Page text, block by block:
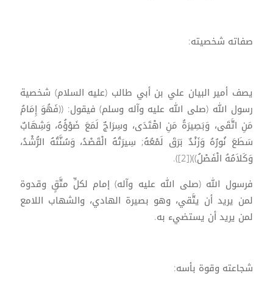
صفاته شخصيته:
يصف أمير البيان علي بن أبي طالب (عليه السلام) شخصية
رسول الله (صلى الله عليه وآله وسلم) فيقول: ((فَهُوَ إِمَامُ
مَنِ اتَّقَى، وَبَصِيرَةُ مَنِ اهْتَدَى، وسِرَاجٌ لَمَعَ ضَوْؤُهُ، وَشِهَابٌ
سَطَعَ نُورُهُ وَزَنْدٌ بَرَقَ لَمْعُهُ; سِيرَتُهُ الْقَصْدُ، وَسُنَّتُهُ الرُّشْدُ،
وَكَلاَمُهُ الْفَصْلُ))([2]).
فرسول الله (صلى الله عليه وآله) إمام لكلِّ متَّقٍ وقدوة
لمن يريد أن يتَّقي، وهو بصيرة الهادي، والشهاب اللامع
لمن يريد أن يستضيء به.
شجاعته وقوة بأسه: